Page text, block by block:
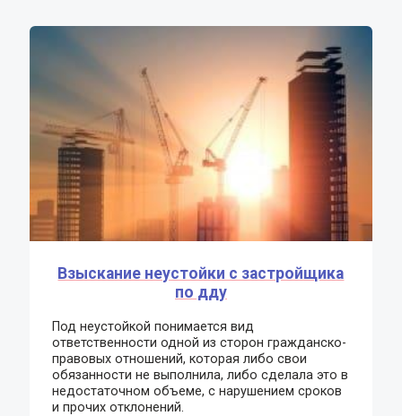
Взыскание неустойки с застройщика
по дду
Под неустойкой понимается вид
ответственности одной из сторон гражданско-
правовых отношений, которая либо свои
обязанности не выполнила, либо сделала это в
недостаточном объеме, с нарушением сроков
и прочих отклонений.